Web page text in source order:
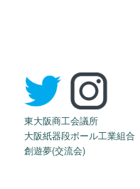
東大阪商工会議所
大阪紙器段ボール工業組合
創遊夢(交流会)